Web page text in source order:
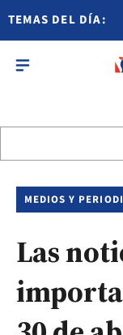
TEMAS DEL DÍA:
MEDIOS Y
Las